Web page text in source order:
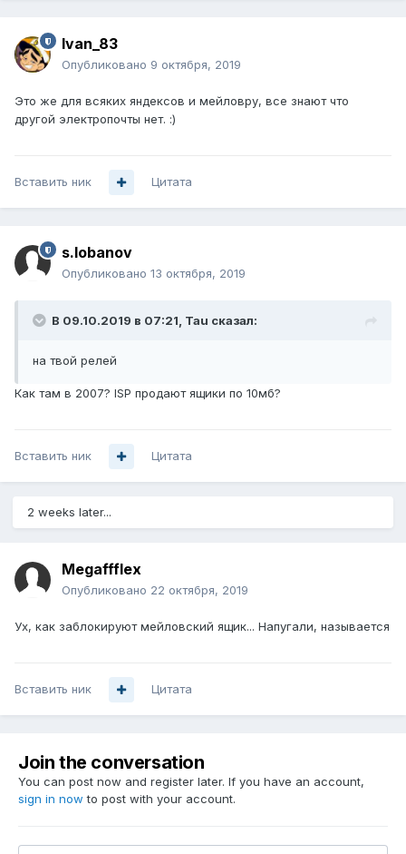
Ivan_83
Опубликовано 9 октября, 2019
Это же для всяких яндексов и мейловру, все знают что
другой электропочты нет. :)
Вставить ник Цитата
s.lobanov
Опубликовано 13 октября, 2019
В 09.10.2019 в 07:21, Tau сказал:
на твой релей
Как там в 2007? ISP продают ящики по 10мб?
Вставить ник Цитата
2 weeks later...
Megaffflex
Опубликовано 22 октября, 2019
Ух, как заблокируют мейловский ящик... Напугали, называется
Вставить ник Цитата
Join the conversation
You can post now and register later. If you have an account,
sign in now to post with your account.